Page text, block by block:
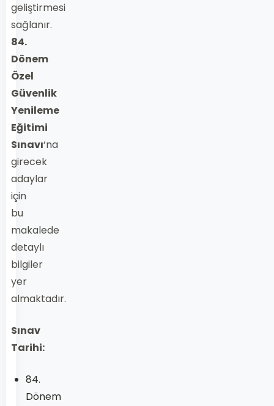
geliştirmesi
sağlanır.
84.
Dönem
Özel
Güvenlik
Yenileme
Eğitimi
Sınavı‘na
girecek
adaylar
için
bu
makalede
detaylı
bilgiler
yer
almaktadır.
Sınav
Tarihi:
84.
Dönem